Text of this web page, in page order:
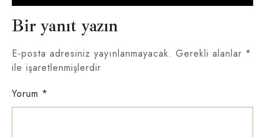
Bir yanıt yazın
E-posta adresiniz yayınlanmayacak. Gerekli alanlar *
ile işaretlenmişlerdir
Yorum *